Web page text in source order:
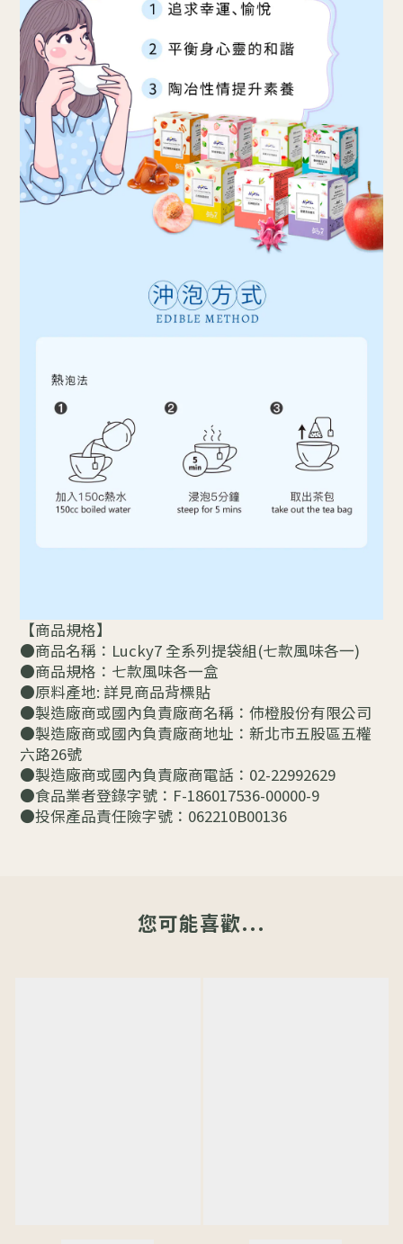
【商品規格】
●商品名稱：Lucky7 全系列提袋組(七款風味各一)
●商品規格：七款風味各一盒
●原料產地: 詳見商品背標貼
●製造廠商或國內負責廠商名稱：伂橙股份有限公司
●製造廠商或國內負責廠商地址：新北市五股區五權
六路26號
●製造廠商或國內負責廠商電話：02-22992629
●食品業者登錄字號：F-186017536-00000-9
●投保產品責任險字號：062210B00136
您可能喜歡...